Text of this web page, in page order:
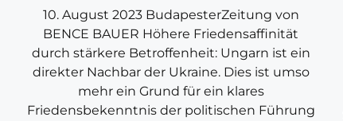
10. August 2023 BudapesterZeitung von
BENCE BAUER Höhere Friedensaffinität
durch stärkere Betroffenheit: Ungarn ist ein
direkter Nachbar der Ukraine. Dies ist umso
mehr ein Grund für ein klares
Friedensbekenntnis der politischen Führung